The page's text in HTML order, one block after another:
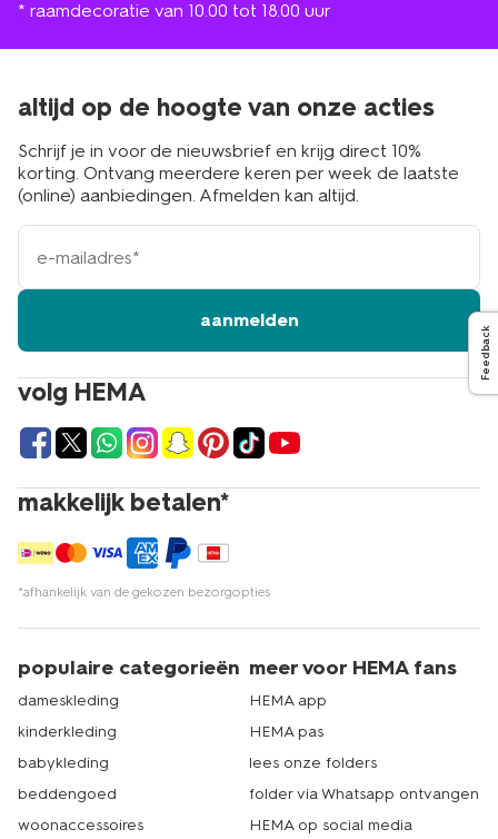
* raamdecoratie van 10.00 tot 18.00 uur
volg HEMA
makkelijk betalen*
*afhankelijk van de gekozen bezorgopties
altijd op de hoogte van onze acties
Schrijf je in voor de nieuwsbrief en krijg direct 10%
korting. Ontvang meerdere keren per week de laatste
(online) aanbiedingen. Afmelden kan altijd.
e-
mailadres
aanmelden
populaire categorieën
dameskleding
kinderkleding
babykleding
beddengoed
woonaccessoires
meer voor HEMA fans
HEMA app
HEMA pas
lees onze folders
folder via Whatsapp ontvangen
HEMA op social media
Feedback